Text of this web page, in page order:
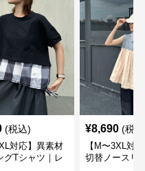
(税込)
対応】異素材
グTシャツ｜レ
¥8,690 (税
【M〜3XL対
切替ノースリ